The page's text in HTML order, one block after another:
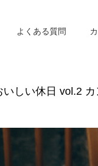
よくある質問
しい休日 vol.2